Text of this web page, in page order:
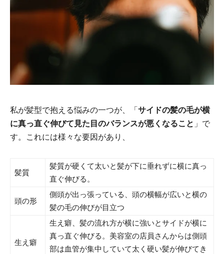
私が髪型で抱える悩みの一つが、「サイドの髪の毛が横
に真っ直ぐ伸びて見た目のバランスが悪くなること 」で
す。これには様々な要因があり、
髪質
髪質が硬くて太いと髪が下に垂れずに横に真っ
直ぐ伸びる。
頭の形
側頭が出っ張っている、頭の横幅が広いと横の
髪の毛の伸びが目立つ
生え癖
生え癖、髪の流れ方が横に強いとサイドが横に
真っ直ぐ伸びる。美容室の店員さんからは側頭
部は血管が集中していて太く硬い髪が伸びてき